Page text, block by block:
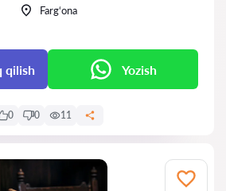
Farg‘ona
qilish Yozish
0 0 11